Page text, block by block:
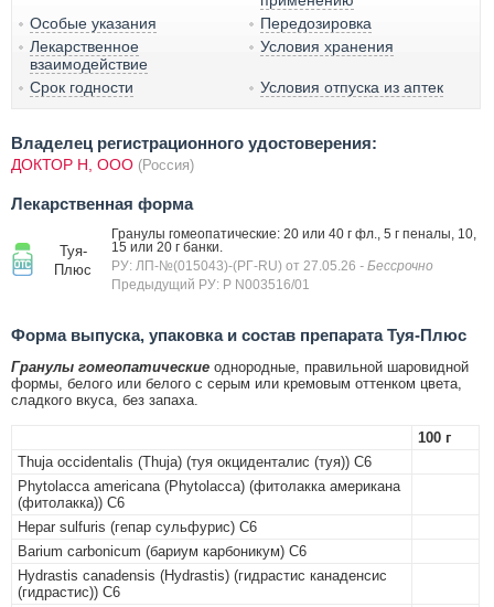
Особые указания
Передозировка
Лекарственное
взаимодействие
Условия хранения
Срок годности Условия отпуска из аптек
Владелец регистрационного удостоверения:
ДОКТОР Н, ООО (Россия)
Лекарственная форма
Туя-
Плюс
Гранулы гомеопатические: 20 или 40 г фл., 5 г пеналы, 10,
15 или 20 г банки.
РУ: ЛП-№(015043)-(РГ-RU) от 27.05.26 - Бессрочно
Предыдущий РУ: Р N003516/01
Форма выпуска, упаковка и состав препарата Туя-Плюс
Гранулы гомеопатические однородные, правильной шаровидной
формы, белого или белого с серым или кремовым оттенком цвета,
сладкого вкуса, без запаха.
100 г
Thuja occidentalis (Thuja) (туя окциденталис (туя)) C6
Phytolacca americana (Phytolacca) (фитолакка американа
(фитолакка)) C6
Hepar sulfuris (гепар сульфурис) C6
Barium carbonicum (бариум карбоникум) C6
Hydrastis canadensis (Hydrastis) (гидрастис канаденсис
(гидрастис)) C6